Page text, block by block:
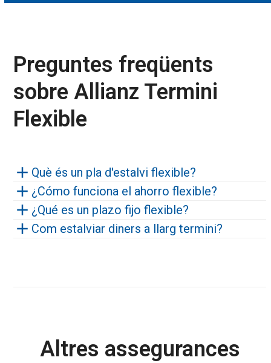
Preguntes freqüents
sobre Allianz Termini
Flexible
Què és un pla d'estalvi flexible?
¿Cómo funciona el ahorro flexible?
¿Qué es un plazo fijo flexible?
Com estalviar diners a llarg termini?
Altres assegurances